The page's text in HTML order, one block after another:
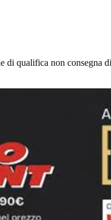
di qualifica non consegna